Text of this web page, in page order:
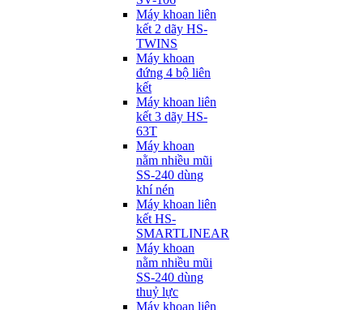
Máy khoan liên
kết 2 dãy HS-
TWINS
Máy khoan
đứng 4 bộ liên
kết
Máy khoan liên
kết 3 dãy HS-
63T
Máy khoan
nằm nhiều mũi
SS-240 dùng
khí nén
Máy khoan liên
kết HS-
SMARTLINEAR
Máy khoan
nằm nhiều mũi
SS-240 dùng
thuỷ lực
Máy khoan liên